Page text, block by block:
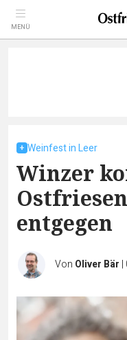
MENÜ
Weinfest in Leer
Winzer
entgegen
Von Oliver Bär |